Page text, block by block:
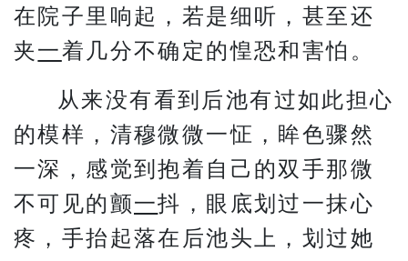
在院子里响起，若是细听，甚至还
夹一着几分不确定的惶恐和害怕。
从来没有看到后池有过如此担心
的模样，清穆微微一怔，眸色骤然
一深，感觉到抱着自己的双手那微
不可见的颤一抖，眼底划过一抹心
疼，手抬起落在后池头上，划过她